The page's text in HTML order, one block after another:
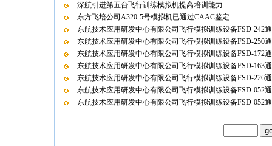
深航引进第五台飞行训练模拟机提高培训能力
东方飞培公司A320-5号模拟机已通过CAAC鉴定
东航技术应用研发中心有限公司飞行模拟训练设备FSD-242
东航技术应用研发中心有限公司飞行模拟训练设备FSD-250
东航技术应用研发中心有限公司飞行模拟训练设备FSD-172
东航技术应用研发中心有限公司飞行模拟训练设备FSD-163
东航技术应用研发中心有限公司飞行模拟训练设备FSD-226
东航技术应用研发中心有限公司飞行模拟训练设备FSD-052
东航技术应用研发中心有限公司飞行模拟训练设备FSD-052